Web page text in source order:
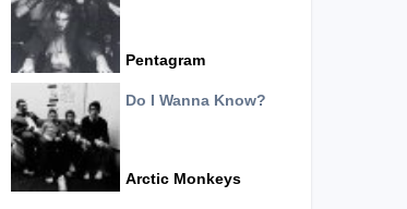
Pentagram
Do I Wanna Know?
Arctic Monkeys